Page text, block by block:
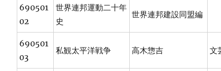
690501
02
世界連邦運動二十年
史
世界連邦建設同盟編
690501
03
私観太平洋戦争 高木惣吉 文